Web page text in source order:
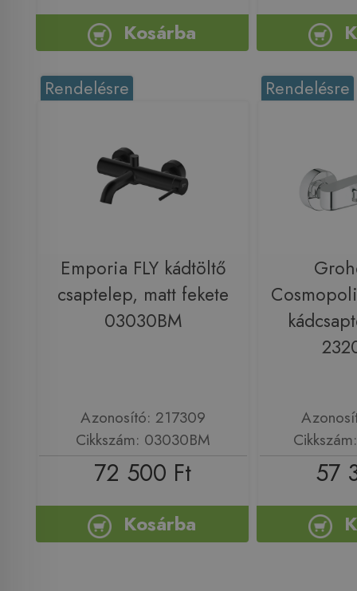
Kosárba
Rendelésre
Emporia FLY kádtöltő
csaptelep, matt fekete
03030BM
Azonosító: 217309
Cikkszám: 03030BM
72 500 Ft
Kosárba
Rendelésre
57